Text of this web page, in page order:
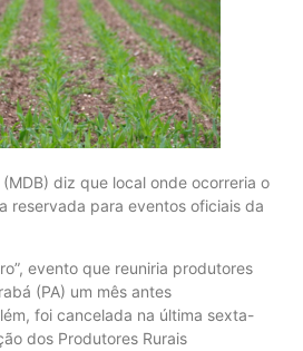
diz que local onde ocorreria o
reservada para eventos oficiais da
evento que reuniria produtores
(PA) um mês antes
foi cancelada na última sexta-
dos Produtores Rurais